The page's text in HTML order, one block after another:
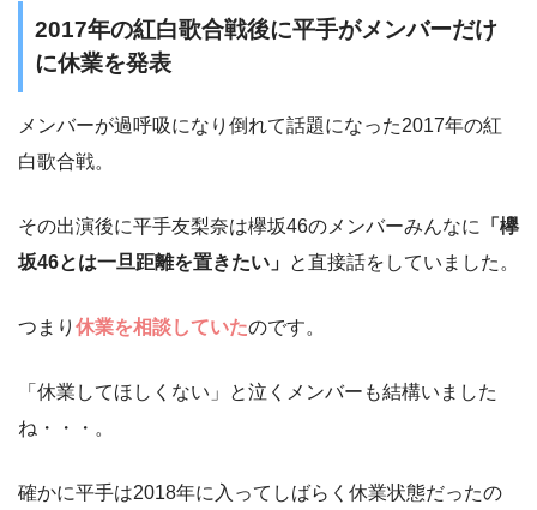
2017年の紅白歌合戦後に平手がメンバーだけ
に休業を発表
メンバーが過呼吸になり倒れて話題になった2017年の紅
白歌合戦。
その出演後に平手友梨奈は欅坂46のメンバーみんなに
「欅
坂46とは一旦距離を置きたい」 と直接話をしていました。
つまり 休業を相談していたのです。
「休業してほしくない」と泣くメンバーも結構いました
ね・・・。
確かに平手は2018年に入ってしばらく休業状態だったの